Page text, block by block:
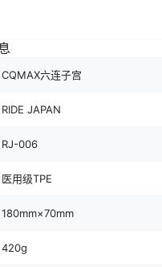
CQMAX六连子宫
RIDE JAPAN
RJ-006
医用级TPE
180mm×70mm
420g